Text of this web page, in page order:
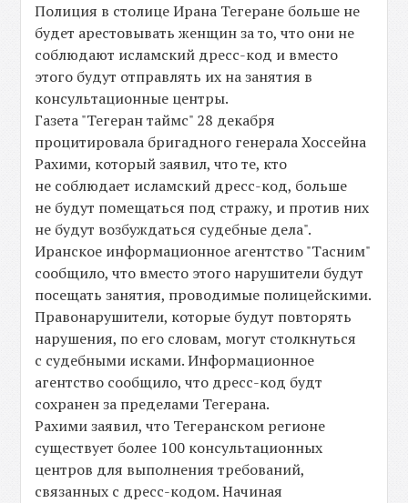
Полиция в столице Ирана Тегеране больше не
будет арестовывать женщин за то, что они не
соблюдают исламский дресс-код и вместо
этого будут отправлять их на занятия в
консультационные центры.
Газета "Тегеран таймс" 28 декабря
процитировала бригадного генерала Хоссейна
Рахими, который заявил, что те, кто
не соблюдает исламский дресс-код, больше
не будут помещаться под стражу, и против них
не будут возбуждаться судебные дела".
Иранское информационное агентство "Тасним"
сообщило, что вместо этого нарушители будут
посещать занятия, проводимые полицейскими.
Правонарушители, которые будут повторять
нарушения, по его словам, могут столкнуться
с судебными исками. Информационное
агентство сообщило, что дресс-код будт
сохранен за пределами Тегерана.
Рахими заявил, что Тегеранском регионе
существует более 100 консультационных
центров для выполнения требований,
связанных с дресс-кодом. Начиная